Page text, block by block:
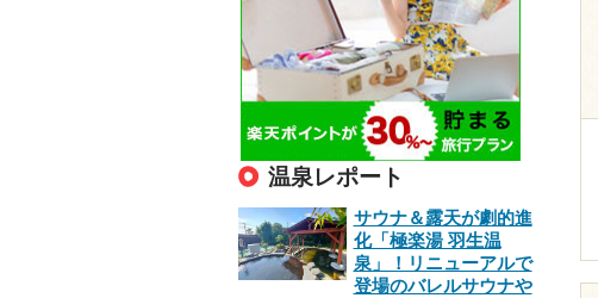
温泉レポート
サウナ＆露天が劇的進
化「極楽湯 羽生温
泉」！リニューアルで
登場のバレルサウナや